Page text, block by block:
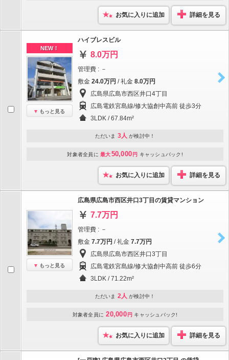
お気に入りに追加 詳細を見る
NEW！
もっと見る
ハイブレスビル
8.0万円
管理費 : －
敷金 24.0万円 / 礼金 8.0万円
広島県広島市西区井口4丁目
広島電鉄宮島線/修大協創中高前 徒歩3分
3LDK / 67.84m²
ただいま 3人 が検討中！
対象者全員に 最大50,000 円 キャッシュバック!
お気に入りに追加 詳細を見る
もっと見る
広島県広島市西区井口3丁目の賃貸マンション
7.7万円
管理費 : －
敷金 7.7万円 / 礼金 7.7万円
広島県広島市西区井口3丁目
広島電鉄宮島線/修大協創中高前 徒歩6分
3LDK / 71.22m²
ただいま 2人 が検討中！
対象者全員に 20,000 円 キャッシュバック!
お気に入りに追加 詳細を見る